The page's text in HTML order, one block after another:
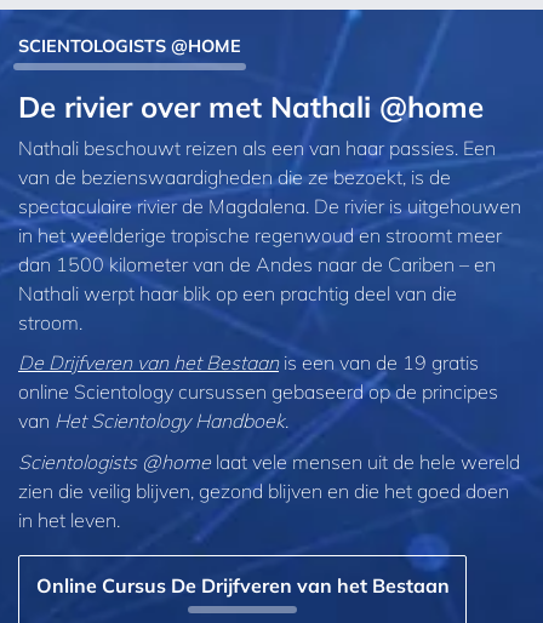
SCIENTOLOGISTS @HOME
De rivier over met Nathali @home
Nathali beschouwt reizen als een van haar passies. Een
van de bezienswaardigheden die ze bezoekt, is de
spectaculaire rivier de Magdalena. De rivier is uitgehouwen
in het weelderige tropische regenwoud en stroomt meer
dan 1500 kilometer van de Andes naar de Cariben – en
Nathali werpt haar blik op een prachtig deel van die
stroom.
De Drijfveren van het Bestaanis een van de 19 gratis
online Scientology cursussen gebaseerd op de principes
van Het Scientology Handboek.
Scientologists @home laat vele mensen uit de hele wereld
zien die veilig blijven, gezond blijven en die het goed doen
in het leven.
Online Cursus De Drijfveren van het Bestaan